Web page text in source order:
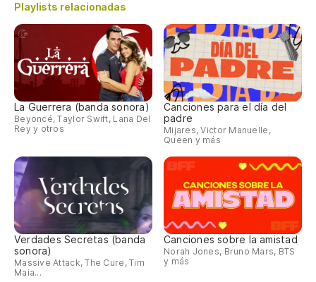
Playlists relacionadas
La Guerrera (banda sonora)
Beyoncé, Taylor Swift, Lana Del
Rey y otros
Canciones para el día del
padre
Mijares, Victor Manuelle,
Queen y más
Verdades Secretas (banda
sonora)
Massive Attack, The Cure, Tim
Maia...
Canciones sobre la amistad
Norah Jones, Bruno Mars, BTS
y más